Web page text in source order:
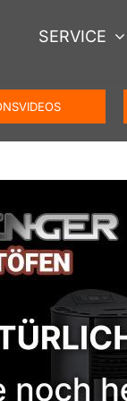
SERVICE